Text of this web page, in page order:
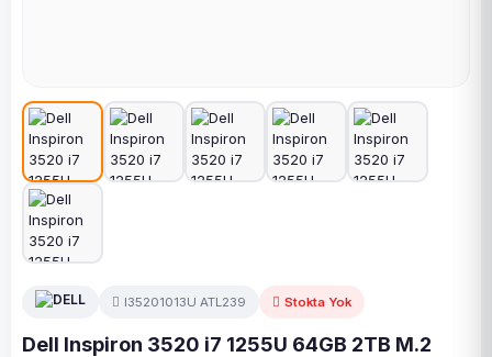
I35201013U ATL239 Stokta Yok
Dell Inspiron 3520 i7 1255U 64GB 2TB M.2